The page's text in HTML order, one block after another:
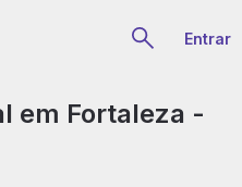
Entrar
em Fortaleza -